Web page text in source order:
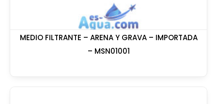
MEDIO FILTRANTE – ARENA Y GRAVA – IMPORTADA
– MSN01001